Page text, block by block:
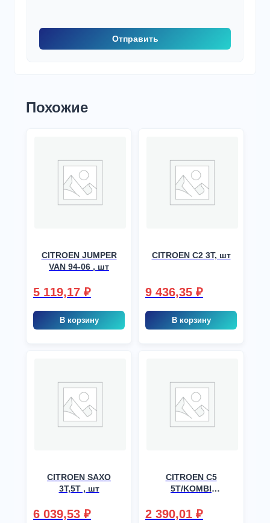
Похожие
CITROEN JUMPER
VAN 94-06 , шт
5 119,17 ₽
В корзину
CITROEN C2 3T, шт
9 436,35 ₽
В корзину
CITROEN SAXO
3T,5T , шт
6 039,53 ₽
CITROEN C5
5T/KOMBI
2 390,01 ₽